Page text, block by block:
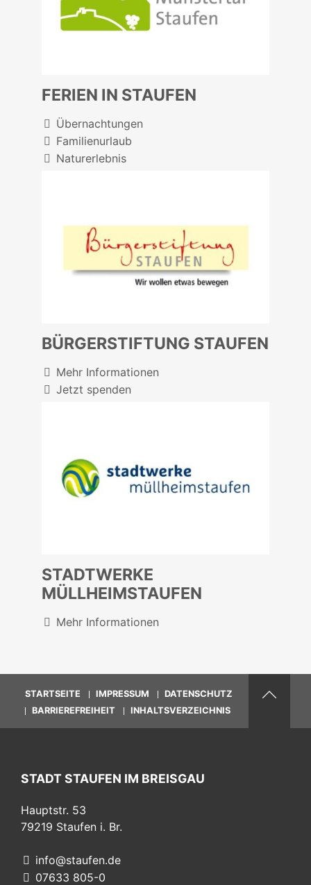
FERIEN IN STAUFEN
Übernachtungen
Familienurlaub
Naturerlebnis
BÜRGERSTIFTUNG STAUFEN
Mehr Informationen
Jetzt spenden
STADTWERKE
MÜLLHEIMSTAUFEN
Mehr Informationen
STARTSEITE IMPRESSUM
DATENSCHUTZ
BARRIEREFREIHEIT
INHALTSVERZEICHNIS
STADT STAUFEN IM BREISGAU
Hauptstr. 53
79219 Staufen i. Br.
info@staufen.de
07633 805-0